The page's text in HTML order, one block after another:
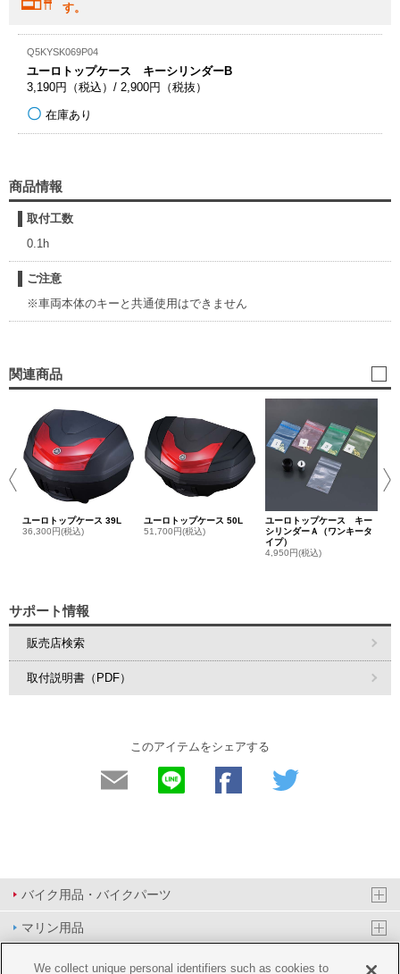
す。
Q5KYSK069P04
ユーロトップケース キーシリンダーB
3,190円（税込）/ 2,900円（税抜）
在庫あり
商品情報
取付工数
0.1h
ご注意
※車両本体のキーと共通使用はできません
関連商品
ユーロトップケース 39L
36,300円(税込)
ユーロトップケース 50L
51,700円(税込)
ユーロトップケース キー
シリンダーＡ（ワンキータ
イプ）
4,950円(税込)
サポート情報
販売店検索
取付説明書（PDF）
このアイテムをシェアする
バイク用品・バイクパーツ
マリン用品
PAS/YPJ用品
We collect unique personal identifiers such as cookies to